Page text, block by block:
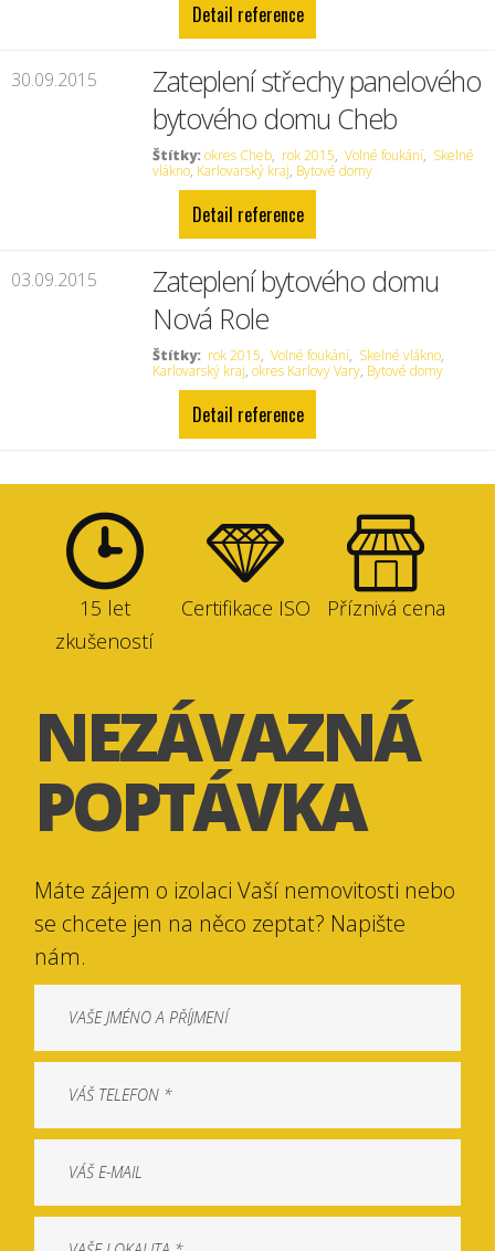
Detail reference
30.09.2015
Zateplení střechy panelového
bytového domu Cheb
Štítky: okres Cheb, rok 2015, Volné foukání, Skelné
vlákno, Karlovarský kraj, Bytové domy
Detail reference
03.09.2015
Zateplení bytového domu
Nová Role
Štítky: rok 2015, Volné foukání, Skelné vlákno,
Karlovarský kraj,okres Karlovy Vary, Bytové domy
Detail reference
15 let
zkušeností
Certifikace ISO Příznivá cena
NEZÁVAZNÁ
POPTÁVKA
Máte zájem o izolaci Vaší nemovitosti nebo
se chcete jen na něco zeptat? Napište
nám.